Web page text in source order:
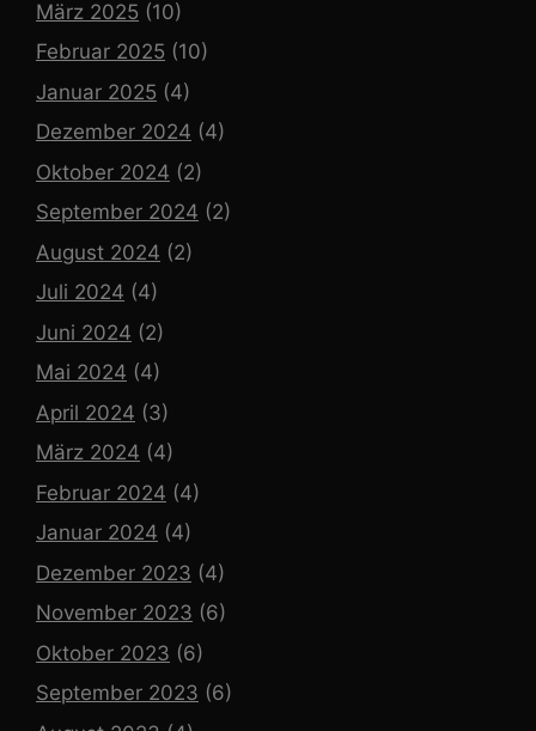
März 2025 (10)
Februar 2025 (10)
Januar 2025 (4)
Dezember 2024 (4)
Oktober 2024 (2)
September 2024 (2)
August 2024 (2)
Juli 2024 (4)
Juni 2024 (2)
Mai 2024 (4)
April 2024 (3)
März 2024 (4)
Februar 2024 (4)
Januar 2024 (4)
Dezember 2023 (4)
November 2023 (6)
Oktober 2023 (6)
September 2023 (6)